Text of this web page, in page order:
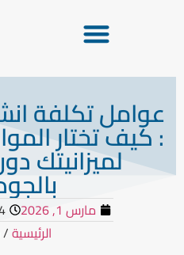
عوامل تكلفة
: كيف تختار
لميزانيتك
مارس 1, 2026
الرئيسية/